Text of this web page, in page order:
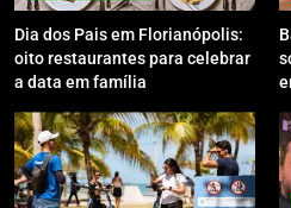
Dia dos Pais em Florianópolis:
oito restaurantes para celebrar
a data em família